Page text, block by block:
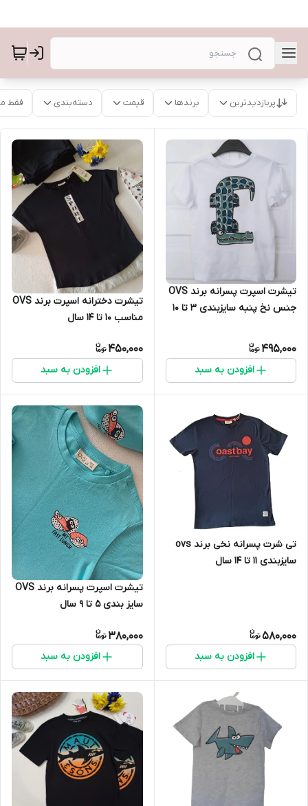
پربازدیدترین برندها قیمت دسته‌بندی فقط
تیشرت اسپرت پسرانه برند OVS
جنس نخ پنبه سایزبندی 3 تا 10
495,000
افزودن به سبد
تیشرت دخترانه اسپرت برند OVS
مناسب 10 تا 14 سال
450,000
افزودن به سبد
تی شرت پسرانه نخی برند ovs
سایزبندی 11 تا 14 سال
580,000
افزودن به سبد
تیشرت اسپرت پسرانه برند OVS
سایز بندی 5 تا 9 سال
380,000
افزودن به سبد